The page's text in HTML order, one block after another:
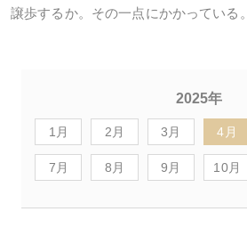
譲歩するか。その一点にかかっている。
2025年
1月 2月 3月 4月
7月 8月 9月 10月